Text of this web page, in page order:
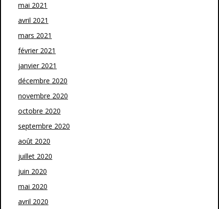
mai 2021
avril 2021
mars 2021
février 2021
janvier 2021
décembre 2020
novembre 2020
octobre 2020
septembre 2020
août 2020
juillet 2020
juin 2020
mai 2020
avril 2020